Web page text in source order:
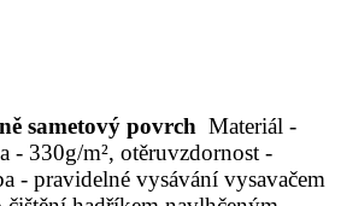
sametový povrch Materiál -
- 330g/m², otěruvzdornost -
- pravidelné vysávání vysavačem